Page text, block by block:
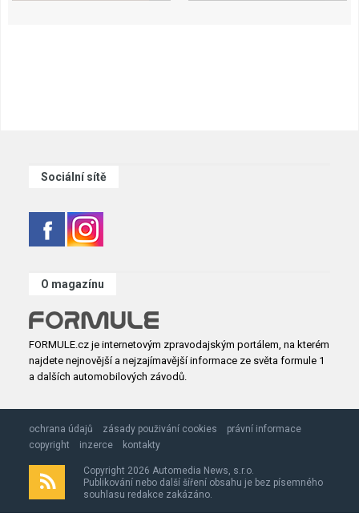
Sociální sítě
O magazínu
FORMULE.cz je internetovým zpravodajským portálem, na kterém
najdete nejnovější a nejzajímavější informace ze světa formule 1
a dalších automobilových závodů.
ochrana údajů zásady použivání cookies
právní informace
copyright
inzerce kontakty
Copyright 2026 Automedia News, s.r.o.
Publikování nebo další šíření obsahu je bez písemného
souhlasu redakce zakázáno.